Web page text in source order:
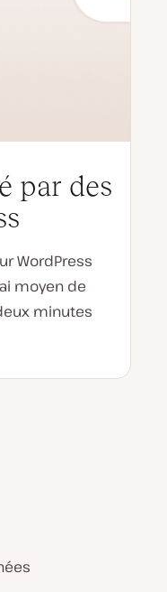
par des
WordPress
moyen de
minutes